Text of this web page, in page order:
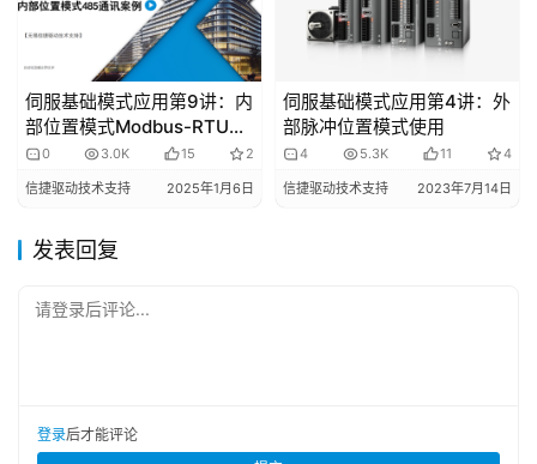
伺服基础模式应用第9讲：内
部位置模式Modbus-RTU
485通讯使用
0 3.0K 15 2
信捷驱动技术支持 2025年1月6日
伺服基础模式应用第4讲：外
部脉冲位置模式使用
4 5.3K 11 4
信捷驱动技术支持 2023年7月14日
发表回复
请登录后评论...
登录后才能评论